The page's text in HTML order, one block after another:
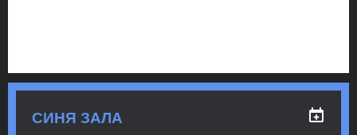
СИНЯ ЗАЛА